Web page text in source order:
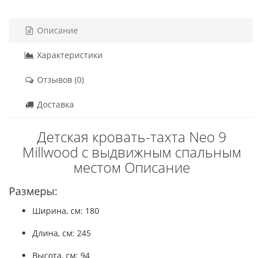
Описание
Характеристики
Отзывов (0)
Доставка
Детская кровать-тахта Neo 9
Millwood с выдвижным спальным
местом Описание
Размеры:
Ширина, см: 180
Длина, см: 245
Высота, см: 94